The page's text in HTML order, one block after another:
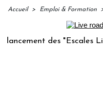
Accueil > Emploi & Formation
des "Escales